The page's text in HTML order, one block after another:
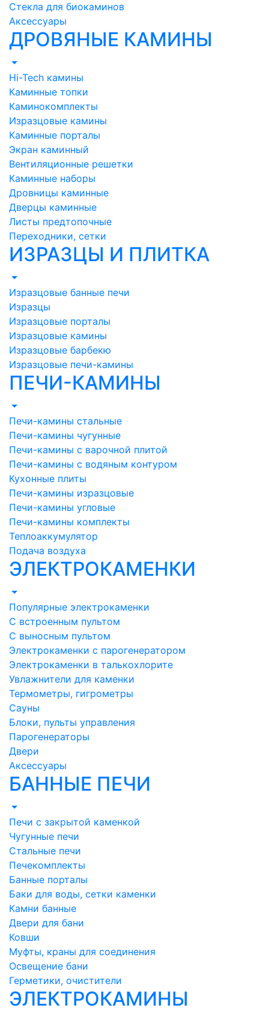
Стекла для биокаминов
Аксессуары
ДРОВЯНЫЕ КАМИНЫ
Hi-Tech камины
Каминные топки
Каминокомплекты
Изразцовые камины
Каминные порталы
Экран каминный
Вентиляционные решетки
Каминные наборы
Дровницы каминные
Дверцы каминные
Листы предтопочные
Переходники, сетки
ИЗРАЗЦЫ И ПЛИТКА
Изразцовые банные печи
Изразцы
Изразцовые порталы
Изразцовые камины
Изразцовые барбекю
Изразцовые печи-камины
ПЕЧИ-КАМИНЫ
Печи-камины стальные
Печи-камины чугунные
Печи-камины с варочной плитой
Печи-камины с водяным контуром
Кухонные плиты
Печи-камины изразцовые
Печи-камины угловые
Печи-камины комплекты
Теплоаккумулятор
Подача воздуха
ЭЛЕКТРОКАМЕНКИ
Популярные электрокаменки
С встроенным пультом
С выносным пультом
Электрокаменки с парогенератором
Электрокаменки в талькохлорите
Увлажнители для каменки
Термометры, гигрометры
Сауны
Блоки, пульты управления
Парогенераторы
Двери
Аксессуары
БАННЫЕ ПЕЧИ
Печи с закрытой каменкой
Чугунные печи
Стальные печи
Печекомплекты
Банные порталы
Баки для воды, сетки каменки
Камни банные
Двери для бани
Ковши
Муфты, краны для соединения
Освещение бани
Герметики, очистители
ЭЛЕКТРОКАМИНЫ